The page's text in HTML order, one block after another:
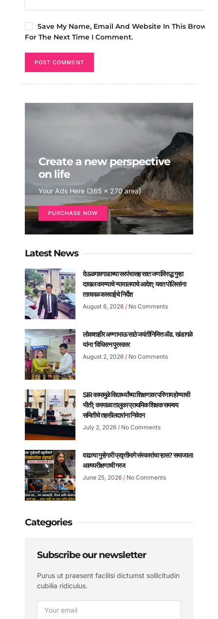
Save My Name, Email And Website In This Browser
For The Next Time I Comment.
POST COMMENT
Create a new perspective
on life
Your Ads Here (365 x 270 area)
PURCHASE NOW
Latest News
देऊळगावगाडाच्या सरपंचासह सात जणांविरुद्ध गुन्हा
दाखल करण्याचे न्यायालयाचे आदेश; यवत पोलिसांना
तात्काळ कारवाईचे निर्देश
August 6, 2026 No Comments
लोकशाहीर अण्णाभाऊ साठे जयंतीनिमित्त ॲड. खंडागळे
यांना ‘विधिरत्न पुरस्कार
August 2, 2026 No Comments
SIR कामामुळे विद्यार्थ्यांच्या शिक्षणावर परिणाम होण्याची
भीती; करमाळा तालुका प्राथमिक शिक्षक समन्वय
समितीचे तहसीलदारांना निवेदन
July 2, 2026 No Comments
वाढत्या गुन्हेगारी प्रवृत्तीमागे संस्कारांचा ऱ्हास? समाजाला
आत्मपरीक्षणाची गरज
June 25, 2026 No Comments
Categories
Subscribe our newsletter
Purus ut praesent facilisi dictumst sollicitudin
cubilia ridiculus.